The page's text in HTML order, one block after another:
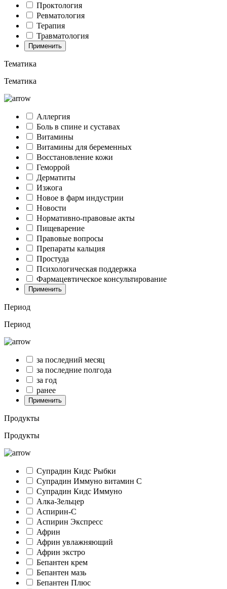
Проктология
Ревматология
Терапия
Травматология
Применить
Тематика
Тематика
Аллергия
Боль в спине и суставах
Витамины
Витамины для беременных
Восстановление кожи
Геморрой
Дерматиты
Изжога
Новое в фарм индустрии
Новости
Нормативно-правовые акты
Пищеварение
Правовые вопросы
Препараты кальция
Простуда
Психологическая поддержка
Фармацевтическое консультирование
Применить
Период
Период
за последний месяц
за последние полгода
за год
ранее
Применить
Продукты
Продукты
Супрадин Кидс Рыбки
Супрадин Иммуно витамин С
Супрадин Кидс Иммуно
Алка-Зельцер
Аспирин-C
Аспирин Экспресс
Африн
Африн увлажняющий
Африн экстро
Бепантен крем
Бепантен мазь
Бепантен Плюс